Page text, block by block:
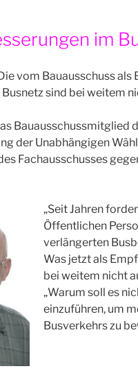
im
vom Bauausschuss
sind bei weitem
Bauausschussmitglied
der Unabhängigen
Fachausschusses
„Seit Jahren
Öffentlichen
verlängerten
Was jetzt als
bei weitem nicht
„Warum soll es
einzuführen, um
Busverkehrs zu